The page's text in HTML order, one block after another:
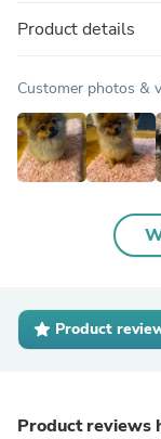
Product details
Customer photos &
Product
Product reviews